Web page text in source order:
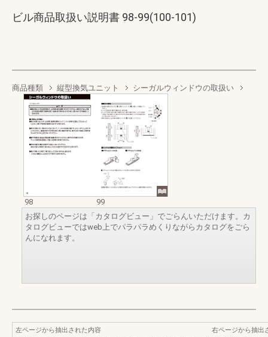
ビル商品取扱い説明書 98-99(100-101)
商品種類 縦型換気ユニット シーガルウィンドウの取扱い
98
99
お探しのページは「カタログビュー」でごらんいただけます。カ
タログビューではweb上でパラパラめくりながらカタログをごら
んになれます。
左ページから抽出された内容
右ページから抽出